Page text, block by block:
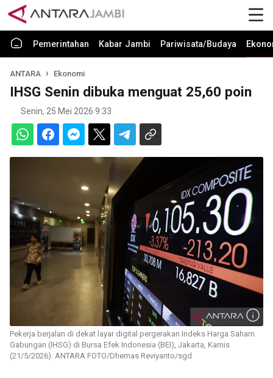
Pemerintahan Kabar Jambi Pariwisata/Budaya
ANTARA Ekonomi
IHSG Senin dibuka menguat 25,60 poin
Senin, 25 Mei 2026 9:33
Pekerja berjalan di dekat layar digital pergerakan Indeks Harga Saham
Gabungan (IHSG) di Bursa Efek Indonesia (BEI), Jakarta, Kamis
(21/5/2026). ANTARA FOTO/Dhemas Reviyanto/sgd